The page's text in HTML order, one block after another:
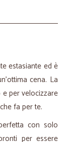
estasiante ed è
cena. La
per velocizzare
fa per te.
con solo
per essere